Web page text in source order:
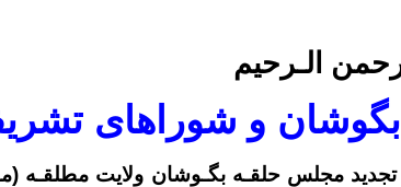
الـرحیم
و شوراهای
تجدید مجلس حلقـه بگـوشان ولایت مطلقـه